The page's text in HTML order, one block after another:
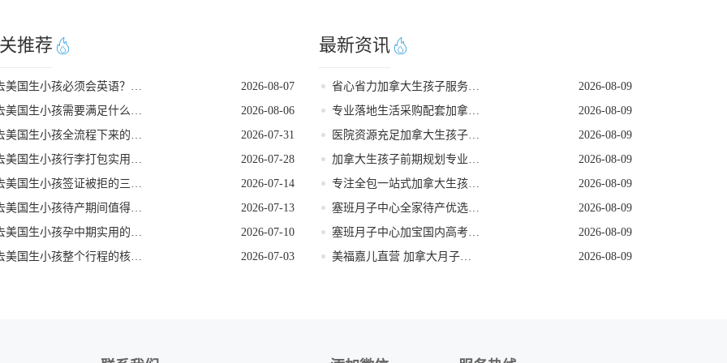
推荐
去美国生小孩必须会英语？看完这篇就不焦虑了
2026-08-07
去美国生小孩需要满足什么条件
2026-08-06
去美国生小孩全流程下来的核心注意事项
2026-07-31
去美国生小孩行李打包实用指南
2026-07-28
去美国生小孩签证被拒的三个常见原因
2026-07-14
去美国生小孩待产期间值得打卡的地方
2026-07-13
去美国生小孩孕中期实用的饮食指南
2026-07-10
去美国生小孩整个行程的核心注意事项
2026-07-03
最新资讯
省心省力加拿大生孩子服务公司
2026-08-09
专业落地生活采购配套加拿大生孩子服务机构
2026-08-09
医院资源充足加拿大生孩子机构
2026-08-09
加拿大生孩子前期规划专业咨询机构
2026-08-09
专注全包一站式加拿大生孩子机构
2026-08-09
塞班月子中心全家待产优选 美福嘉儿独栋别墅
2026-08-09
塞班月子中心加宝国内高考优势 美福嘉儿科普
2026-08-09
美福嘉儿直营 加拿大月子中心签证资料优化
2026-08-09